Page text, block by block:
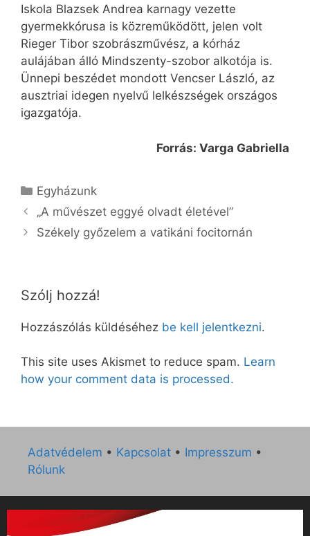
Iskola Blazsek Andrea karnagy vezette
gyermekkórusa is közreműködött, jelen volt
Rieger Tibor szobrászművész, a kórház
aulájában álló Mindszenty-szobor alkotója is.
Ünnepi beszédet mondott Vencser László, az
ausztriai idegen nyelvű lelkészségek országos
igazgatója.
Forrás: Varga Gabriella
Kategória
Egyházunk
„A művészet eggyé olvadt életével”
Székely győzelem a vatikáni focitornán
Szólj hozzá!
Hozzászólás küldéséhez be kell jelentkezni.
This site uses Akismet to reduce spam. Learn
how your comment data is processed.
Adatvédelem • Kapcsolat • Impresszum •
Rólunk